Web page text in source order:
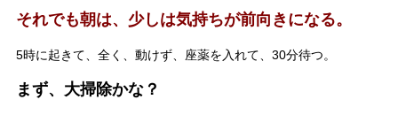
それでも朝は、少しは気持ちが前向きになる。
5時に起きて、全く、動けず、座薬を入れて、30分待つ。
まず、大掃除かな？